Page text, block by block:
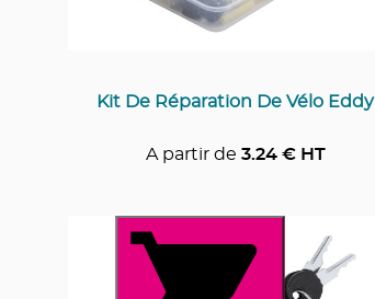
Kit De Réparation De Vélo Eddy
A partir de 3.24€ HT